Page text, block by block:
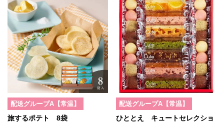
配送グループA【常温】
旅するポテト 8袋
配送グループA【常温】
ひととえ キュートセレクショ